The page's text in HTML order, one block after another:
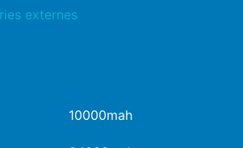
externes
10000mah